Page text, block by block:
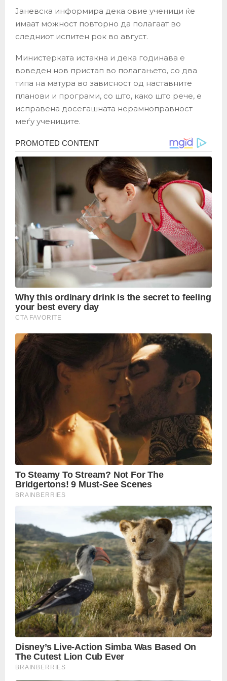
Јаневска информира дека овие ученици ќе
имаат можност повторно да полагаат во
следниот испитен рок во август.
Министерката истакна и дека годинава е
воведен нов пристап во полагањето, со два
типа на матура во зависност од наставните
планови и програми, со што, како што рече, е
исправена досегашната нерамноправност
меѓу учениците.